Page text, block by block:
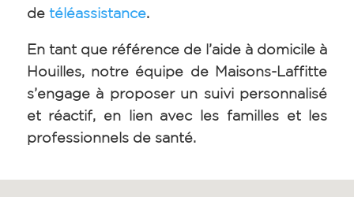
de téléassistance.
En tant que référence de l’aide à domicile à
Houilles, notre équipe de Maisons-Laffitte
s’engage à proposer un suivi personnalisé
et réactif, en lien avec les familles et les
professionnels de santé.